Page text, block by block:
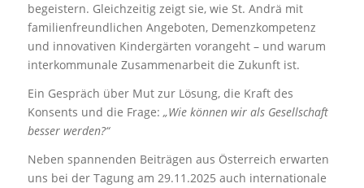
begeistern. Gleichzeitig zeigt sie, wie St. Andrä mit
familienfreundlichen Angeboten, Demenzkompetenz
und innovativen Kindergärten vorangeht – und warum
interkommunale Zusammenarbeit die Zukunft ist.
Ein Gespräch über Mut zur Lösung, die Kraft des
Konsents und die Frage: „Wie können wir als Gesellschaft
besser werden?“
Neben spannenden Beiträgen aus Österreich erwarten
uns bei der Tagung am 29.11.2025 auch internationale